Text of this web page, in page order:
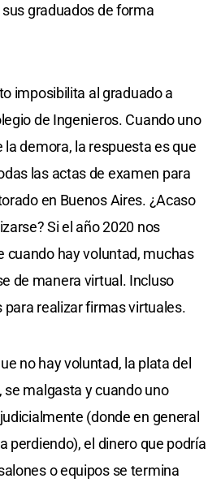
graduados de forma
imposibilita al graduado a
de Ingenieros. Cuando uno
la demora, la respuesta es que
las actas de examen para
en Buenos Aires. ¿Acaso
Si el año 2020 nos
cuando hay voluntad, muchas
de manera virtual. Incluso
realizar firmas virtuales.
no hay voluntad, la plata del
se malgasta y cuando uno
(donde en general
perdiendo), el dinero que podría
o equipos se termina